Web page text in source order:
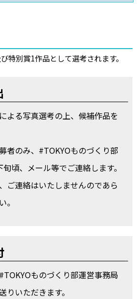
特別賞1作品として選考されます。
よる写真選考の上、候補作品を
者のみ、#TOKYOものづくり部
頃、メール等でご連絡します。
ご連絡はいたしませんのであら
。
ものづくり部運営事務局
りいただきます。